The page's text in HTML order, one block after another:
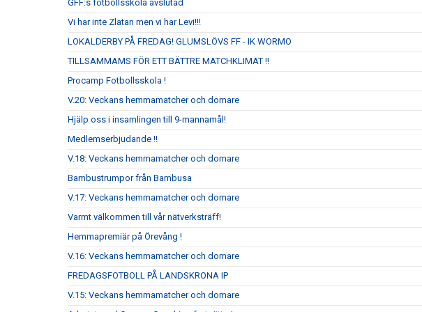
GFF:s fotbollsskola avslutad
Vi har inte Zlatan men vi har Levi!!!
LOKALDERBY PÅ FREDAG! GLUMSLÖVS FF - IK WORMO
TILLSAMMAMS FÖR ETT BÄTTRE MATCHKLIMAT !!
Procamp Fotbollsskola !
V.20: Veckans hemmamatcher och domare
Hjälp oss i insamlingen till 9-mannamål!
Medlemserbjudande !!
V.18: Veckans hemmamatcher och domare
Bambustrumpor från Bambusa
V.17: Veckans hemmamatcher och domare
Varmt välkommen till vår nätverksträff!
Hemmapremiär på Örevång !
V.16: Veckans hemmamatcher och domare
FREDAGSFOTBOLL PÅ LANDSKRONA IP
V.15: Veckans hemmamatcher och domare